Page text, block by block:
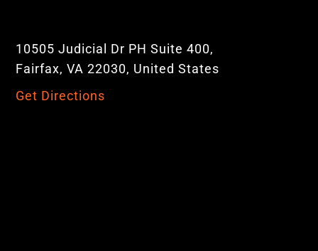
10505 Judicial Dr PH Suite 400,
Fairfax, VA 22030, United States
Get Directions